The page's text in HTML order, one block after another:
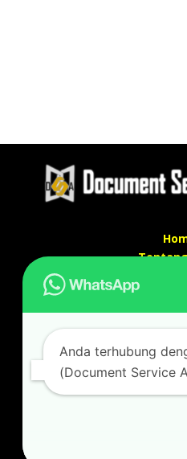
Kontak kami
Alamat kantor :
Jl Swadaya Pam No 6 Rt
Cakung, Jakarta Timur 13930
Anda terhubung
(Document Service